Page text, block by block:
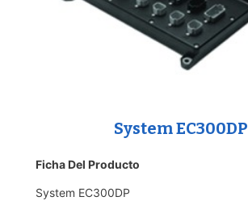
System EC300DP
Ficha Del Producto
System EC300DP